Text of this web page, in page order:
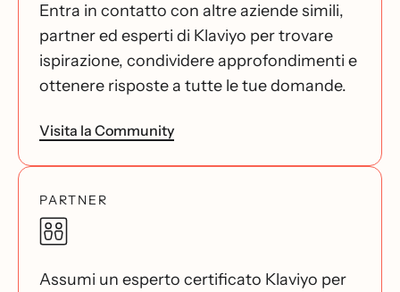
Entra in contatto con altre aziende simili,
partner ed esperti di Klaviyo per trovare
ispirazione, condividere approfondimenti e
ottenere risposte a tutte le tue domande.
Visita la Community
PARTNER
Assumi un esperto certificato Klaviyo per